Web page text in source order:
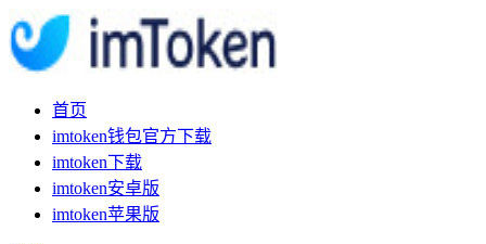
首页
imtoken钱包官方下载
imtoken下载
imtoken安卓版
imtoken苹果版